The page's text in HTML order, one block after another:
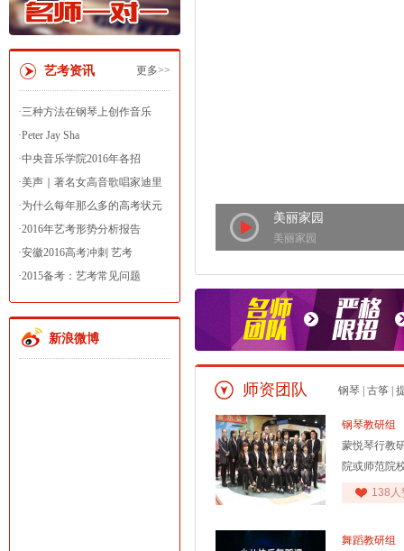
艺考资讯 更多>>
·三种方法在钢琴上创作音乐
·Peter Jay Sha
·中央音乐学院2016年各招
·美声｜著名女高音歌唱家迪里
·为什么每年那么多的高考状元
·2016年艺考形势分析报告
·安徽2016高考冲刺 艺考
·2015备考：艺考常见问题
新浪微博
美丽家园
美丽家园
师资团队 钢琴 古筝
钢琴教研组
蒙悦琴行教
院或师范院
138人
舞蹈教研组